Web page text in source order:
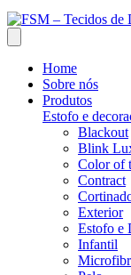
Home
Sobre nós
Produtos
Estofo e
Blackout
Blink
Color of
Contract
Exterior
Estofo e
Infantil